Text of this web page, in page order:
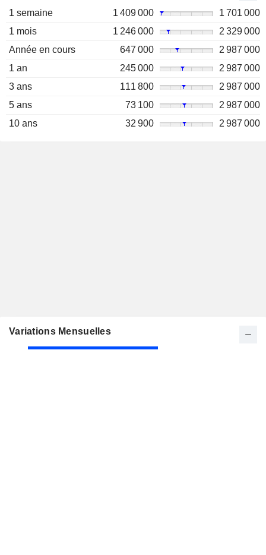
1 semaine 1 409 000
1 701 000
1 mois
1 246 000
2 329 000
Année en cours
647 000
2 987 000
1 an
245 000
2 987 000
3 ans
111 800
2 987 000
5 ans
73 100
2 987 000
10 ans
32 900 2 987 000
Variations Mensuelles